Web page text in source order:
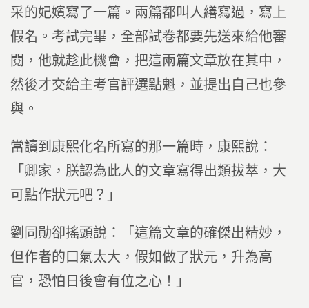
采的妃嬪寫了一篇。兩篇都叫人繕寫過，寫上
假名。考試完畢，全部試卷都要先送來給他審
閱，他就趁此機會，把這兩篇文章放在其中，
然後才交給主考官評選點魁，並提出自己也參
與。
當讀到康熙化名所寫的那一篇時，康熙說：
「卿家，朕認為此人的文章寫得出類拔萃，大
可點作狀元吧？」
劉同勛卻搖頭說：「這篇文章的確傑出精妙，
但作者的口氣太大，假如做了狀元，升為高
官，恐怕日後會有位之心！」